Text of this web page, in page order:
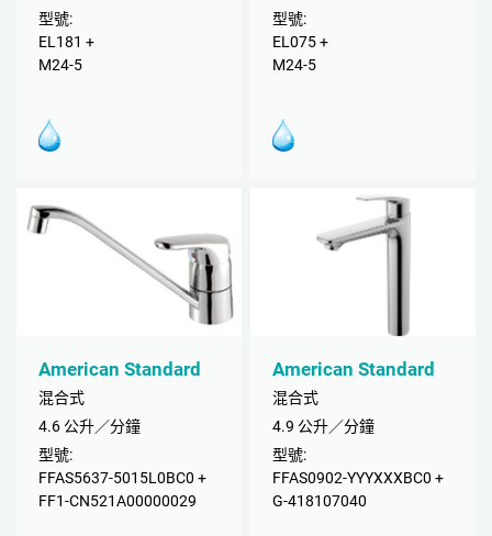
型號:
EL181 +
M24-5
型號:
EL075 +
M24-5
American Standard
混合式
4.6 公升／分鐘
型號:
FFAS5637-5015L0BC0 +
FF1-CN521A00000029
American Standard
混合式
4.9 公升／分鐘
型號:
FFAS0902-YYYXXXBC0 +
G-418107040